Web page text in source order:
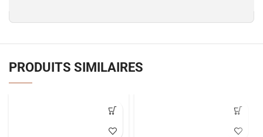
PRODUITS SIMILAIRES